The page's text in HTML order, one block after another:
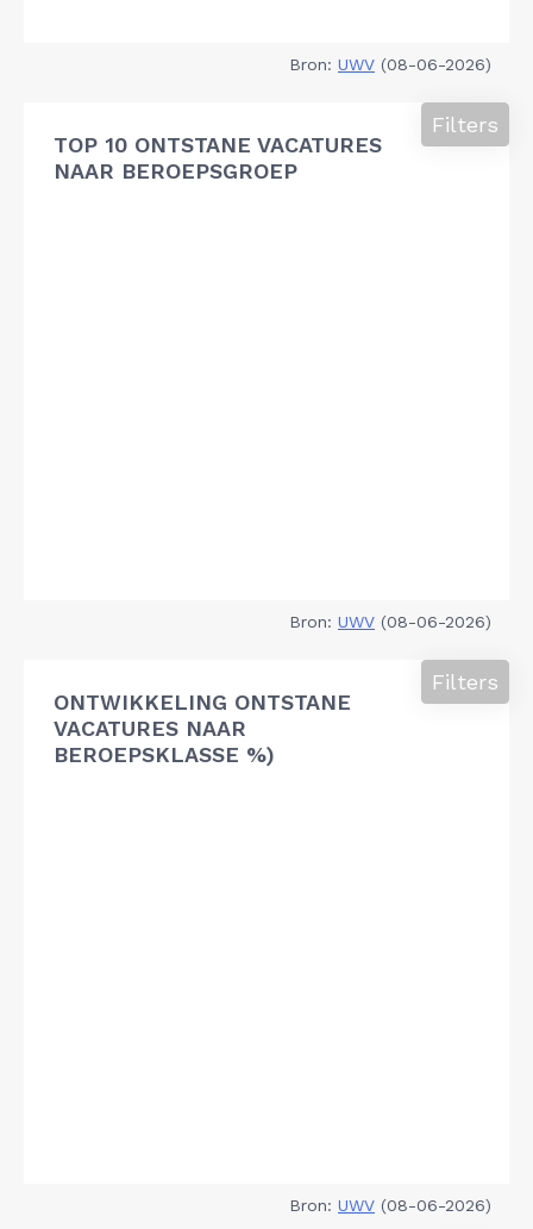
Bron: UWV (08-06-2026)
TOP 10 ONTSTANE VACATURES
NAAR BEROEPSGROEP
Filters
Bron: UWV (08-06-2026)
ONTWIKKELING ONTSTANE
VACATURES NAAR
BEROEPSKLASSE %)
Filters
Bron: UWV (08-06-2026)